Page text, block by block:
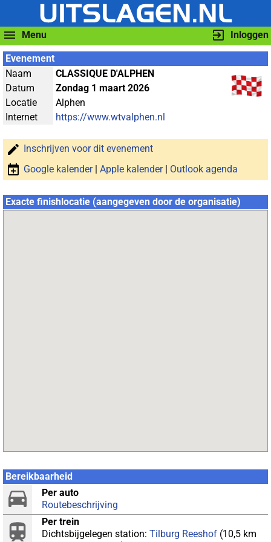
Menu Inloggen
Evenement
Naam
CLASSIQUE D'ALPHEN
Datum
Zondag 1 maart 2026
Locatie
Alphen
Internet
https://www.wtvalphen.nl
Inschrijven voor dit evenement
Google kalender| Apple kalender| Outlook agenda
Exacte finishlocatie (aangegeven door de organisatie)
Bereikbaarheid
Per auto
Routebeschrijving
Per trein
Dichtsbijgelegen station: Tilburg Reeshof (10,5 km